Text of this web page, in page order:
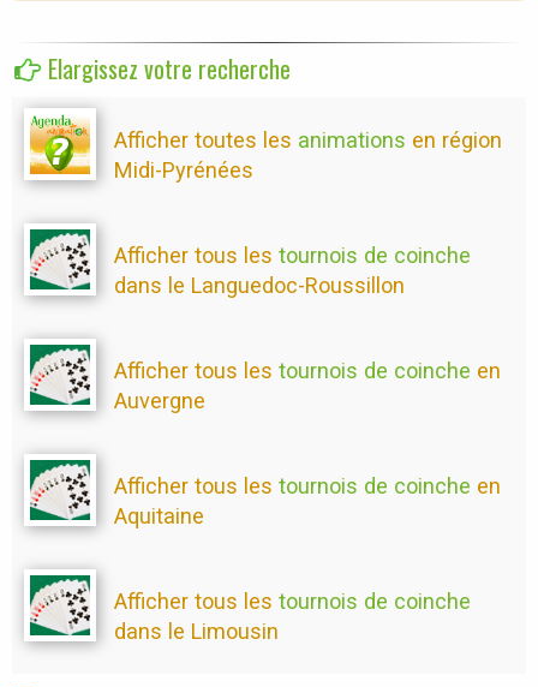
Elargissez votre recherche
Afficher toutes les animations en région
Midi-Pyrénées
Afficher tous les tournois de coinche
dans le Languedoc-Roussillon
Afficher tous les tournois de coinche en
Auvergne
Afficher tous les tournois de coinche en
Aquitaine
Afficher tous les tournois de coinche
dans le Limousin